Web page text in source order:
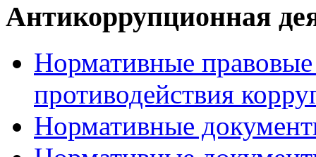
Антикоррупционная
Нормативные
противодействия
Нормативные